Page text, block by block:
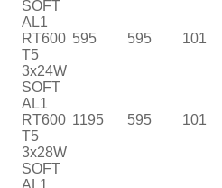
SOFT
AL1
RT600
T5
3x24W
595 595 101
SOFT
AL1
RT600
T5
3x28W
1195 595 101
SOFT